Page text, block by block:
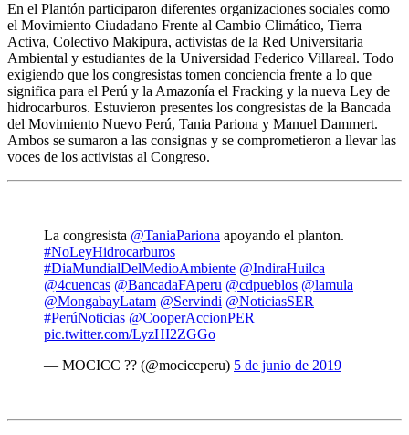
En el Plantón participaron diferentes organizaciones sociales como
el Movimiento Ciudadano Frente al Cambio Climático, Tierra
Activa, Colectivo Makipura, activistas de la Red Universitaria
Ambiental y estudiantes de la Universidad Federico Villareal. Todo
exigiendo que los congresistas tomen conciencia frente a lo que
significa para el Perú y la Amazonía el Fracking y la nueva Ley de
hidrocarburos. Estuvieron presentes los congresistas de la Bancada
del Movimiento Nuevo Perú, Tania Pariona y Manuel Dammert.
Ambos se sumaron a las consignas y se comprometieron a llevar las
voces de los activistas al Congreso.
La congresista @TaniaPariona apoyando el planton.
#NoLeyHidrocarburos
#DiaMundialDelMedioAmbiente @IndiraHuilca
@4cuencas @BancadaFAperu @cdpueblos @lamula
@MongabayLatam @Servindi @NoticiasSER
#PerúNoticias @CooperAccionPER
pic.twitter.com/LyzHI2ZGGo
— MOCICC ?? (@mociccperu) 5 de junio de 2019